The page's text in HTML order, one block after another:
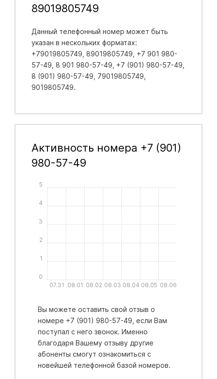
89019805749
Данный телефонный номер может быть
указан в нескольких форматах:
+79019805749, 89019805749, +7 901 980-
57-49, 8 901 980-57-49, +7 (901) 980-57-49,
8 (901) 980-57-49, 79019805749,
9019805749.
Активность номера +7 (901)
980-57-49
07.31 08.01 08.02 08.03 08.04 08.05 08.06
0
1
2
3
4
5
Вы можете оставить свой отзыв о
номере +7 (901) 980-57-49, если Вам
поступал с него звонок. Именно
благодаря Вашему отзыву другие
абоненты смогут ознакомиться с
новейшей телефонной базой номеров.